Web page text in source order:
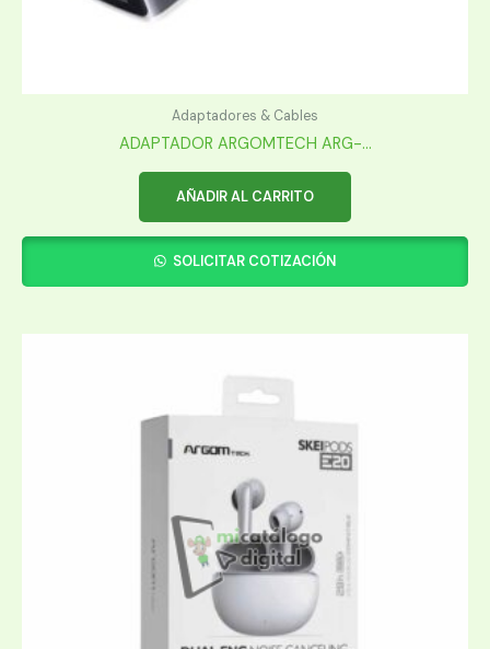
Adaptadores & Cables
ADAPTADOR ARGOMTECH ARG-...
AÑADIR AL CARRITO
SOLICITAR COTIZACIÓN